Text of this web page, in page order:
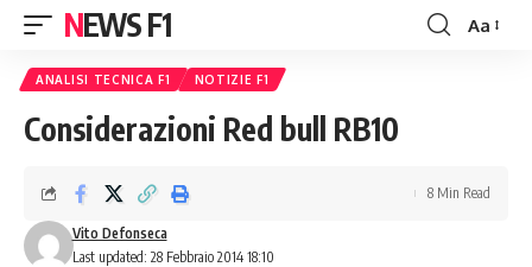
NEWS F1
Font
Aa
ANALISI TECNICA F1 NOTIZIE F1
Considerazioni Red bull RB10
Last updated: 28 Febbraio 2014 18:10
Vito Defonseca
8 Min Read